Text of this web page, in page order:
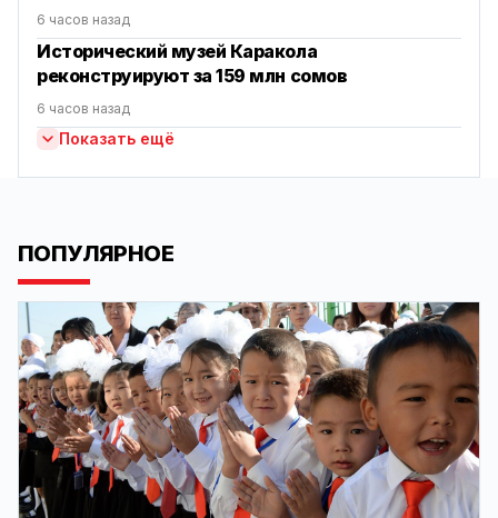
6 часов назад
Исторический музей Каракола
реконструируют за 159 млн сомов
6 часов назад
Показать ещё
ПОПУЛЯРНОЕ